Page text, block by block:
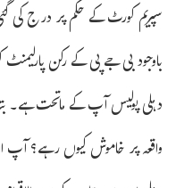
باوجود بی جے پی کے رکن
دہلی پولیس آپ کے ماتحت ہے۔
واقعہ پر خاموش کیوں رہے؟